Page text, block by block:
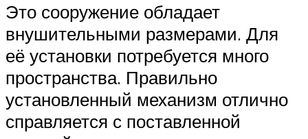
Это сооружение обладает
внушительными размерами. Для
её установки потребуется много
пространства. Правильно
установленный механизм отлично
справляется с поставленной